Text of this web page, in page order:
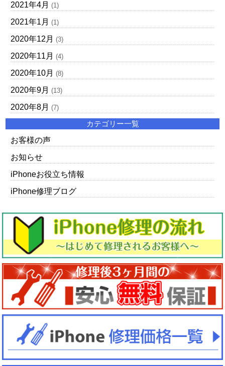
2021年4月 (1)
2021年1月 (1)
2020年12月 (3)
2020年11月 (4)
2020年10月 (8)
2020年9月 (13)
2020年8月 (7)
カテゴリー一覧
お客様の声
お知らせ
iPhoneお役立ち情報
iPhone修理ブログ